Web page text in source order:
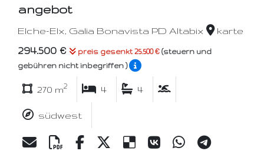
angebot
Elche-Elx, Galia Bonavista PD Altabix karte
294.500 € preis gesenkt 25.500 € (steuern und
gebühren nicht inbegriffen )
270 m2 4 4
südwest